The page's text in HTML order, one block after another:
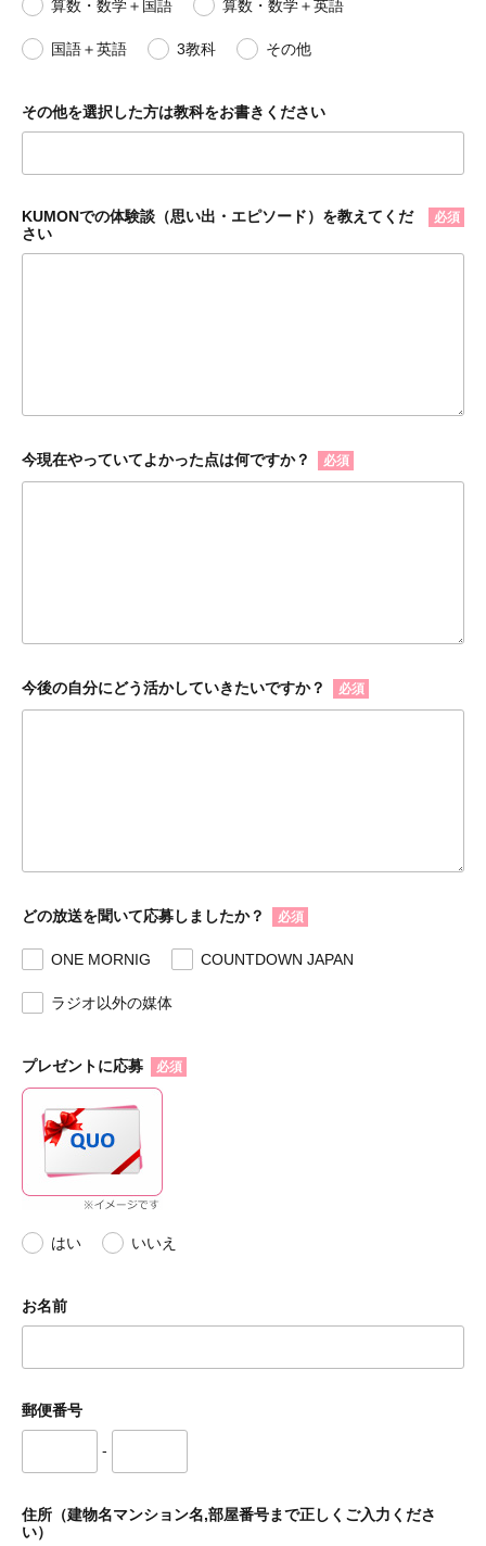
算数・数学＋国語 算数・数学＋英語
国語＋英語 3教科 その他
その他を選択した方は教科をお書きください
KUMONでの体験談（思い出・エピソード）を教えてくだ
さい
必須
今現在やっていてよかった点は何ですか？ 必須
今後の自分にどう活かしていきたいですか？ 必須
どの放送を聞いて応募しましたか？ 必須
ONE MORNIG COUNTDOWN JAPAN
ラジオ以外の媒体
プレゼントに応募 必須
はい いいえ
お名前
郵便番号
-
住所（建物名マンション名,部屋番号まで正しくご入力くださ
い）